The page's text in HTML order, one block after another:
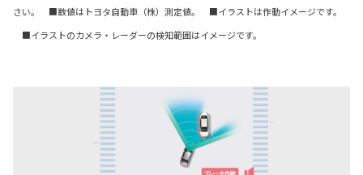
さい。 ■数値はトヨタ自動車（株）測定値。 ■イラストは作動イメージです。
■イラストのカメラ・レーダーの検知範囲はイメージです。